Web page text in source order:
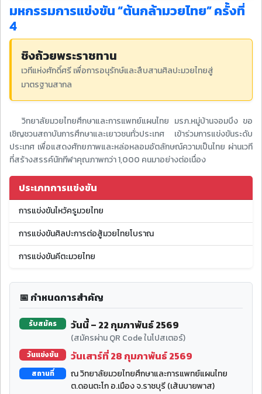
มหกรรมการแข่งขัน “ต้นกล้ามวยไทย” ครั้งที่
4
ชิงถ้วยพระราชทาน
เวทีแห่งศักดิ์ศรี เพื่อการอนุรักษ์และสืบสานศิลปะมวยไทยสู่
มาตรฐานสากล
วิทยาลัยมวยไทยศึกษาและการแพทย์แผนไทย มรภ.หมู่บ้านจอมบึง ขอ
เชิญชวนสถาบันการศึกษาและเยาวชนทั่วประเทศ เข้าร่วมการแข่งขันระดับ
ประเทศ เพื่อแสดงศักยภาพและหล่อหลอมอัตลักษณ์ความเป็นไทย ผ่านเวที
ที่สร้างสรรค์นักกีฬาคุณภาพกว่า 1,000 คนมาอย่างต่อเนื่อง
ประเภทการแข่งขัน
การแข่งขันไหว้ครูมวยไทย
การแข่งขันศิลปะการต่อสู้มวยไทยโบราณ
การแข่งขันคีตะมวยไทย
📅 กำหนดการสำคัญ
รับสมัคร วันนี้ – 22 กุมภาพันธ์ 2569
(สมัครผ่าน QR Code ในโปสเตอร์)
วันแข่งขัน วันเสาร์ที่ 28 กุมภาพันธ์ 2569
สถานที่
ณ วิทยาลัยมวยไทยศึกษาและการแพทย์แผนไทย
ต.ดอนตะโก อ.เมือง จ.ราชบุรี (เส้นบายพาส)